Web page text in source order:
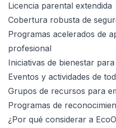
Licencia parental extendida
Cobertura robusta de
Programas acelerados de
profesional
Iniciativas de bienestar
Eventos y actividades de
Grupos de recursos para
Programas de
¿Por qué considerar a